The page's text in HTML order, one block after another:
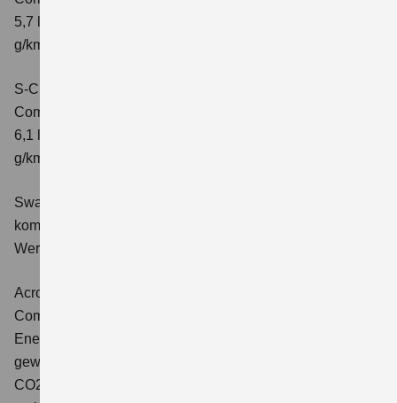
5,7 l/100 km; kombinierter Wert der CO2-Emission: 131
g/km; CO2-Klasse: D
S-Cross 1.4 BOOSTERJET HYBRID ALLGRIP AT
Comfort+
6,1 l/100 km; kombinierter Wert der CO2-Emission: 141
g/km; CO2-Klasse: E
Swace 1.8 HYBRID CVT Comfort+
kombinierter Energieverbrauch 4,5 l/100km; kombinierter
Wert der CO2-Emission: 102 g/km; CO2-Klasse: C.
Across 2.5 PLUG-IN HYBRID CVT
Comfort+
Energieverbrauch: 17,1kWh/100km plus 1,0 l/100 km;
gewichtet kombinierter Wert der CO2-Emission: 22 g/km;
CO2-Klasse: B; kombinierter Kraftstoffverbrauch bei